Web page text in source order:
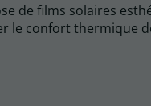
de films solaires
le confort thermique